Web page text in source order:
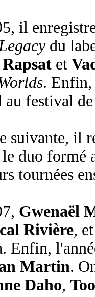
il
du
et
.
au festival
suivante, il
duo formé
tournées
Gwenaël
Rivière,
Enfin,
Martin.
Daho,